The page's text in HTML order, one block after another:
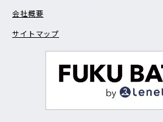
会社概要
サイトマップ